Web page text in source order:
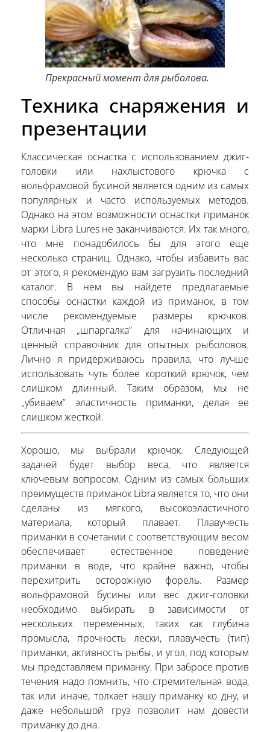
Прекрасный момент для рыболова.
Техника снаряжения и
презентации
Классическая оснастка с использованием джиг-
головки или нахлыстового крючка с
вольфрамовой бусиной является одним из самых
популярных и часто используемых методов.
Однако на этом возможности оснастки приманок
марки Libra Lures не заканчиваются. Их так много,
что мне понадобилось бы для этого еще
несколько страниц. Однако, чтобы избавить вас
от этого, я рекомендую вам загрузить последний
каталог. В нем вы найдете предлагаемые
способы оснастки каждой из приманок, в том
числе рекомендуемые размеры крючков.
Отличная „шпаргалка” для начинающих и
ценный справочник для опытных рыболовов.
Лично я придерживаюсь правила, что лучше
использовать чуть более короткий крючок, чем
слишком длинный. Таким образом, мы не
„убиваем” эластичность приманки, делая ее
слишком жесткой.
Хорошо, мы выбрали крючок. Следующей
задачей будет выбор веса, что является
ключевым вопросом. Одним из самых больших
преимуществ приманок Libra является то, что они
сделаны из мягкого, высокоэластичного
материала, который плавает. Плавучесть
приманки в сочетании с соответствующим весом
обеспечивает естественное поведение
приманки в воде, что крайне важно, чтобы
перехитрить осторожную форель. Размер
вольфрамовой бусины или вес джиг-головки
необходимо выбирать в зависимости от
нескольких переменных, таких как глубина
промысла, прочность лески, плавучесть (тип)
приманки, активность рыбы, и угол, под которым
мы представляем приманку. При забросе против
течения надо помнить, что стремительная вода,
так или иначе, толкает нашу приманку ко дну, и
даже небольшой груз позволит нам довести
приманку до дна.